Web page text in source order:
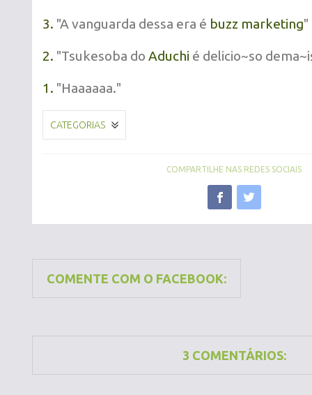
3. "A vanguarda dessa era é buzz marketing"
2. "Tsukesoba do Aduchi é delicio~so
1. "Haaaaaa."
CATEGORIAS
COMPARTILHE NAS REDES SOCIAIS
COMENTE COM O FACEBOOK:
3 COMENTÁRIOS: